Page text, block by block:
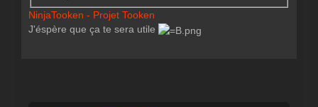
NinjaTooken - Projet Tooken
J'éspère que ça te sera utile